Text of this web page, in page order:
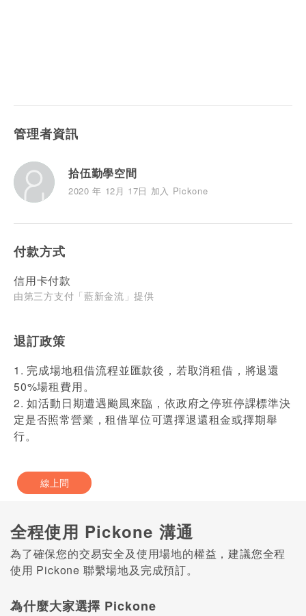
管理者資訊
拾伍勤學空間
2020 年 12月 17日 加入 Pickone
付款方式
信用卡付款
由第三方支付「藍新金流」提供
退訂政策
1. 完成場地租借流程並匯款後，若取消租借，將退還
50%場租費用。
2. 如活動日期遭遇颱風來臨，依政府之停班停課標準決
定是否照常營業，租借單位可選擇退還租金或擇期舉
行。
線上問
全程使用 Pickone 溝通
為了確保您的交易安全及使用場地的權益，建議您全程
使用 Pickone 聯繫場地及完成預訂。
為什麼大家選擇 Pickone